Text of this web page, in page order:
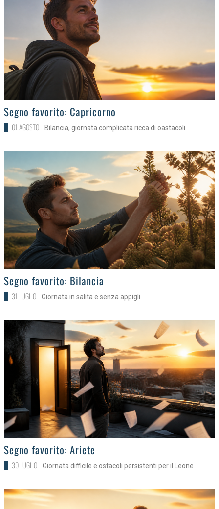
>
Segno favorito: Capricorno
01 AGOSTO Bilancia, giornata complicata ricca di oastacoli
>
Segno favorito: Bilancia
31 LUGLIO Giornata in salita e senza appigli
>
Segno favorito: Ariete
30 LUGLIO Giornata difficile e ostacoli persistenti per il Leone